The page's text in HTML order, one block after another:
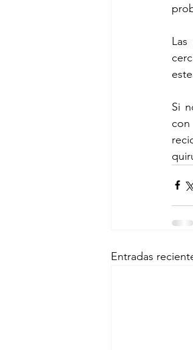
Si
Entradas